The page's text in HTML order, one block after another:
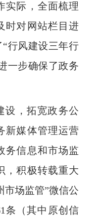
实际，全面梳理
时对网站栏目进
行风建设三年行
一步确保了政务
设，拓宽政务公
新媒体管理运营
务信息和市场监
，积极转载重大
市场监管”微信公
条（其中原创信